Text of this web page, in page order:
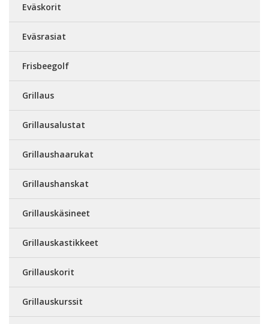
Eväskorit
Eväsrasiat
Frisbeegolf
Grillaus
Grillausalustat
Grillaushaarukat
Grillaushanskat
Grillauskäsineet
Grillauskastikkeet
Grillauskorit
Grillauskurssit